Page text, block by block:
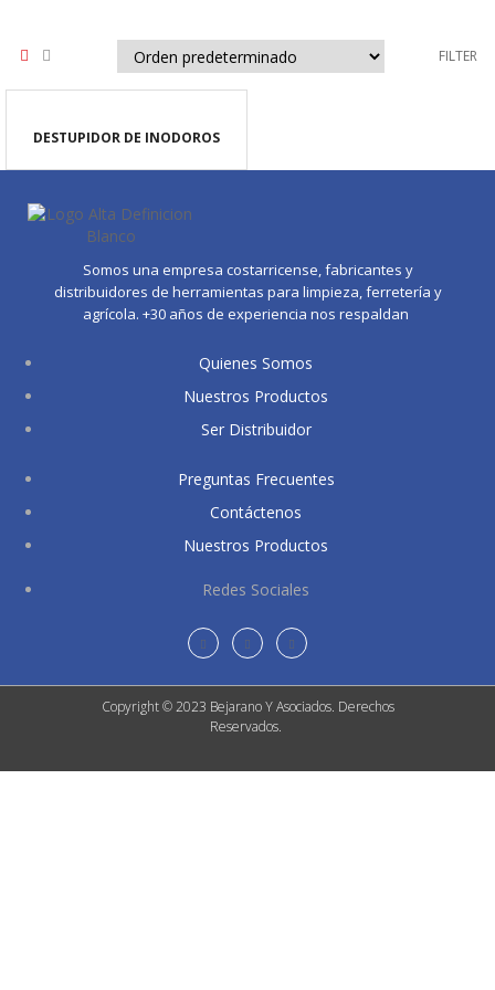
FILTER
DESTUPIDOR DE INODOROS
Somos una empresa costarricense, fabricantes y
distribuidores de herramientas para limpieza, ferretería y
agrícola. +30 años de experiencia nos respaldan
Quienes Somos
Nuestros Productos
Ser Distribuidor
Preguntas Frecuentes
Contáctenos
Nuestros Productos
Redes Sociales
Copyright © 2023 Bejarano Y Asociados. Derechos
Reservados.